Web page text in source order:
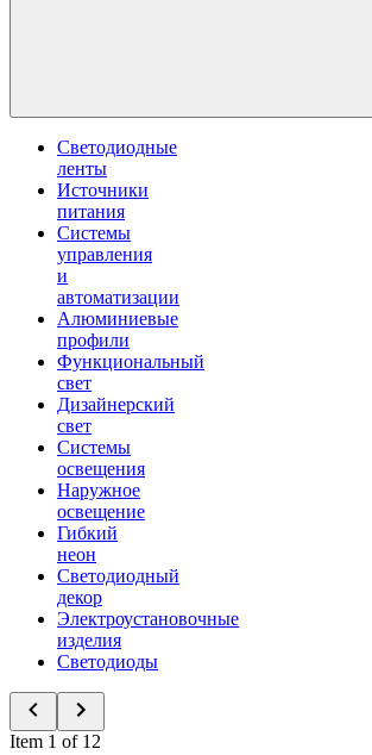
Светодиодные
ленты
Источники
питания
Системы
управления
и
автоматизации
Алюминиевые
профили
Функциональный
свет
Дизайнерский
свет
Системы
освещения
Наружное
освещение
Гибкий
неон
Светодиодный
декор
Электроустановочные
изделия
Светодиоды
Item 1 of 12